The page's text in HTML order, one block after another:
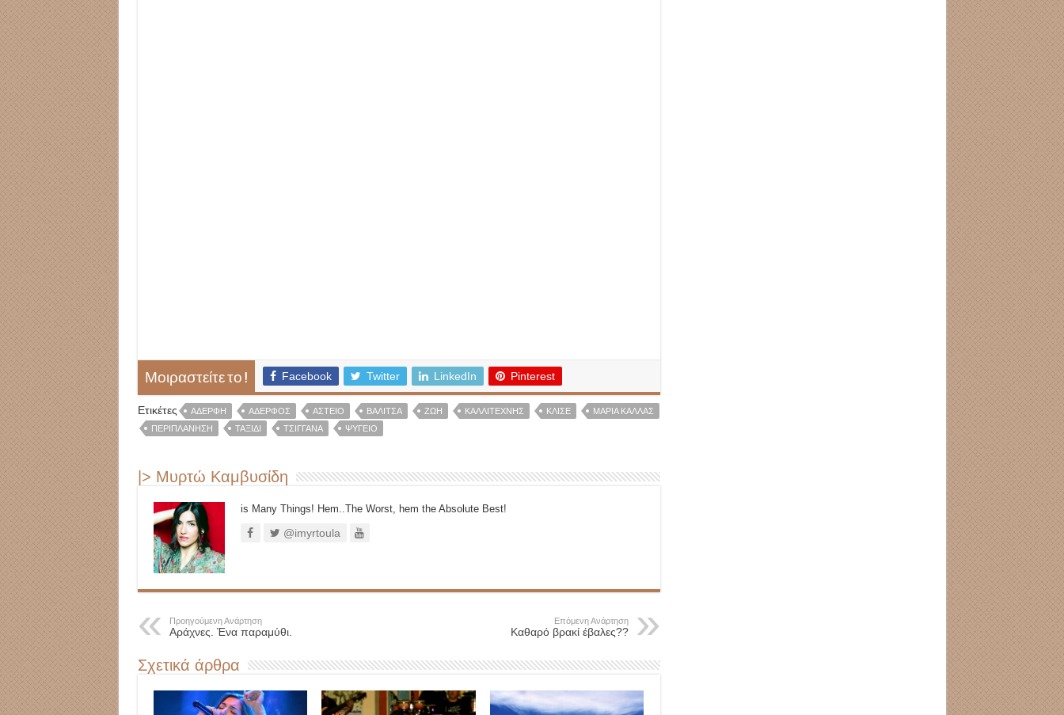
Μοιραστείτε το ! Facebook Twitter LinkedIn Pinterest
Ετικέτες ΑΔΕΡΦΗ ΑΔΕΡΦΟΣ ΑΣΤΕΊΟ ΒΑΛΙΤΣΑ ΖΩΉ ΚΑΛΛΙΤΈΧΝΗΣ ΚΛΙΣΕ
ΜΑΡΙΑ ΚΑΛΛΑΣ
ΠΕΡΙΠΛΑΝΗΣΗ
ΤΑΞΊΔΙ ΤΣΙΓΓΑΝΑ ΨΥΓΕΙΟ
|> Μυρτώ Καμβυσίδη
is Many Things! Hem..The Worst, hem the Absolute Best!
@imyrtoula
Προηγούμενη Ανάρτηση
Αράχνες. Ένα παραμύθι.
Επόμενη Ανάρτηση
Καθαρό βρακί έβαλες??
Σχετικά άρθρα